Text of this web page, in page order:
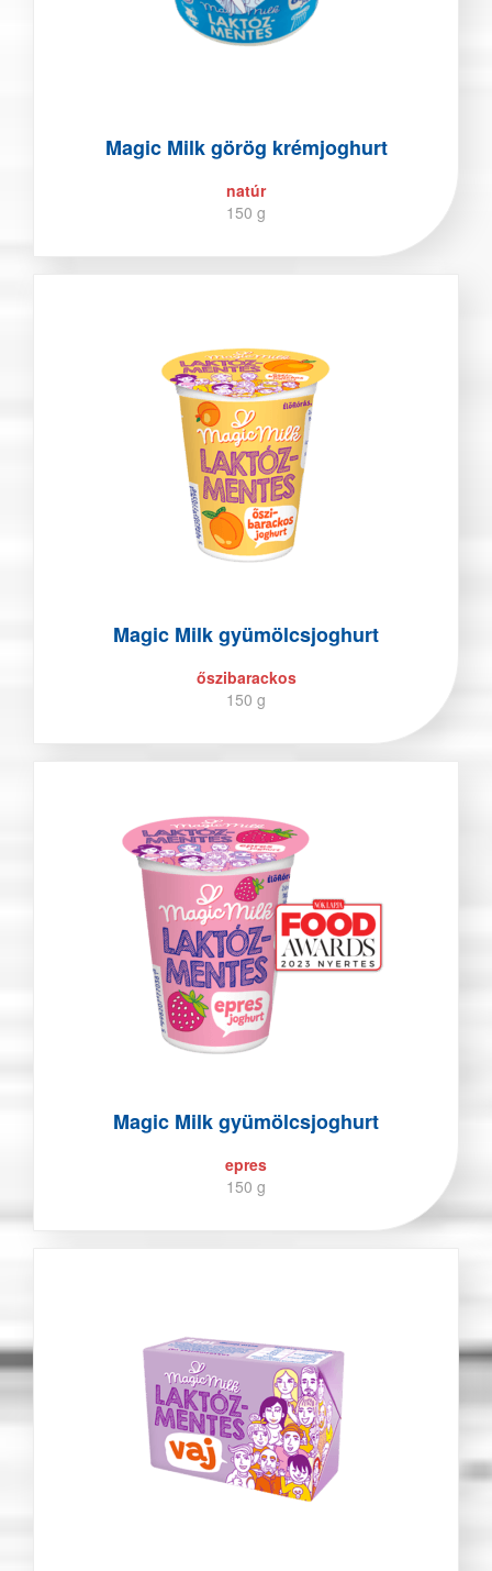
Magic Milk görög krémjoghurt
natúr
150 g
Magic Milk gyümölcsjoghurt
őszibarackos
150 g
Magic Milk gyümölcsjoghurt
epres
150 g